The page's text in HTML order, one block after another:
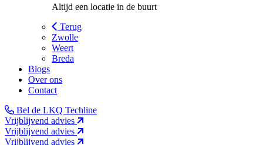
Altijd een locatie in de buurt
Terug
Zwolle
Weert
Breda
Blogs
Over ons
Contact
Bel de LKQ Techline
Vrijblijvend advies
Vrijblijvend advies
Vrijblijvend advies